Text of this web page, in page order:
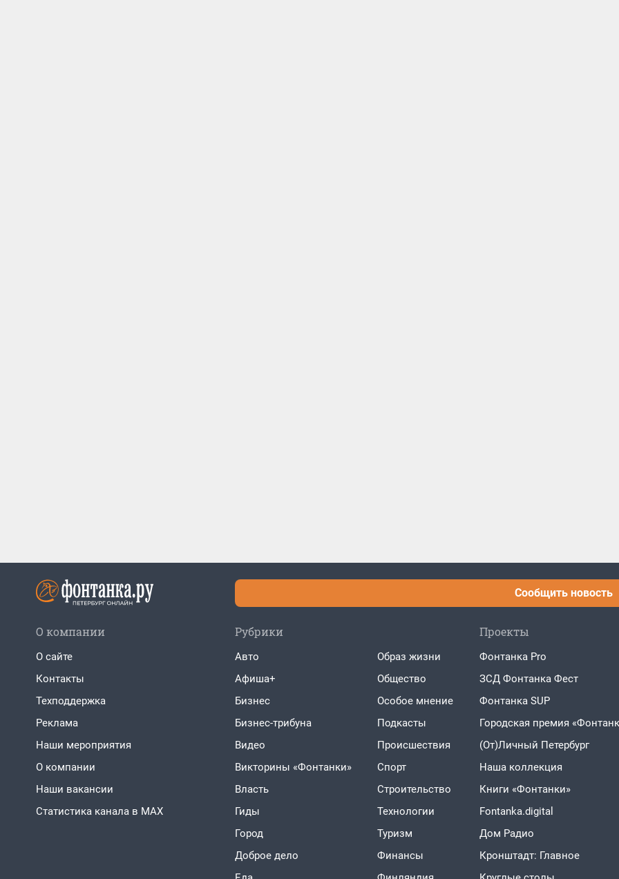
Сообщить новость
О компании
О сайте
Контакты
Техподдержка
Реклама
Наши мероприятия
О компании
Наши вакансии
Статистика канала в MAX
Рубрики
Авто
Афиша+
Бизнес
Бизнес-трибуна
Видео
Викторины «Фонтанки»
Власть
Гиды
Город
Доброе дело
Образ жизни
Общество
Особое мнение
Подкасты
Проиcшествия
Спорт
Строительство
Технологии
Туризм
Финансы
Проекты
Фонтанка Pro
ЗСД Фонтанка Фест
Фонтанка SUP
Городская премия
(От)Личный Петербург
Наша коллекция
Книги «Фонтанки»
Fontanka.digital
Дом Радио
Кронштадт: Главное